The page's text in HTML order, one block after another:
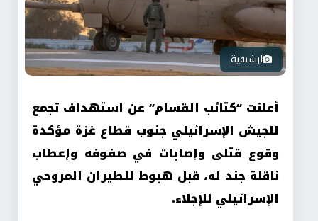
ارشيفية
أعلنت “كتائب القسام” عن استهداف تجمع
للجيش الإسرائيلي جنوب قطاع غزة مؤكدة
وقوع قتلى وإصابات في صفوفه وإعطاب
ناقلة جند له، قبل هبوط للطيران المروحي
الإسرائيلي للإجلاء.